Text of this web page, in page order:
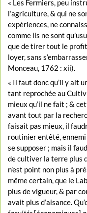
« Les Fermiers, peu
l’agriculture, & qui ne
expériences, ne
comme ils ne sont
que de tirer tout le
loyer, sans
Monceau, 1762 : xii).
« Il faut donc qu’il y ait
tant reprochée au
mieux qu’il ne fait ; &
avant tout par la
faisait pas mieux, il
routinier entêté, ennemi
se supposer ; mais il
de cultiver la terre plus
n’est point non plus à
même certain, que le
plus de vigueur, & par
avait plus d’aisance.